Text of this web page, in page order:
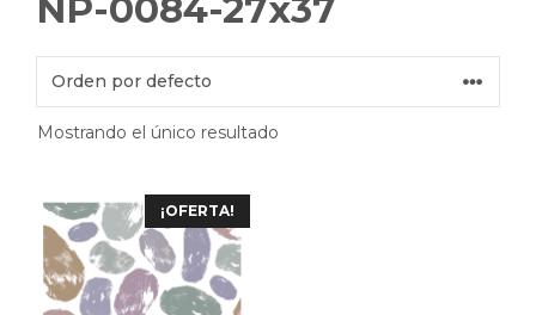
NP-0084-27x37
Mostrando el único resultado
¡OFERTA!